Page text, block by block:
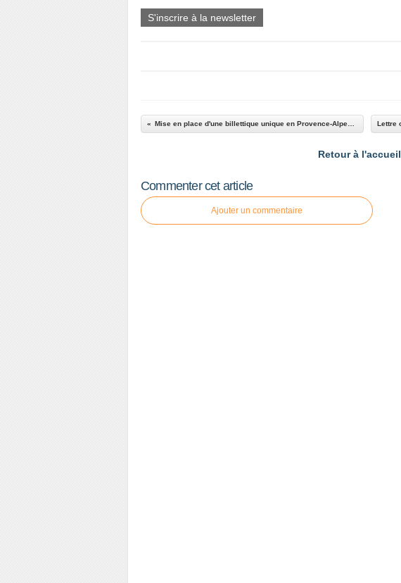
S'inscrire à la newsletter
Retour à l'accueil
Commenter cet article
Ajouter un commentaire